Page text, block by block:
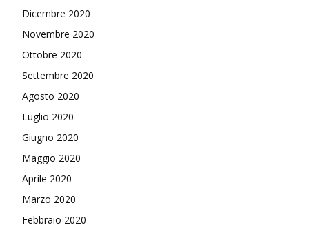
Dicembre 2020
Novembre 2020
Ottobre 2020
Settembre 2020
Agosto 2020
Luglio 2020
Giugno 2020
Maggio 2020
Aprile 2020
Marzo 2020
Febbraio 2020